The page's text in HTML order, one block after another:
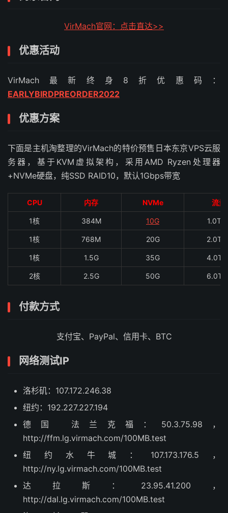
VirMach官网：点击直达>>
优惠活动
VirMach最新终身8折优惠码：
EARLYBIRDPREORDER2022
优惠方案
下面是主机淘整理的VirMach的特价预售日本东京VPS云服
务器，基于KVM虚拟架构，采用AMD Ryzen处理器
+NVMe硬盘，纯SSD RAID10，默认1Gbps带宽
CPU 内存 NVMe 流量
1核 384M 10G 1.0T/
1核 768M 20G 2.0T/
1核 1.5G 35G 4.0T/
2核 2.5G 50G 6.0T/
付款方式
支付宝、PayPal、信用卡、BTC
网络测试IP
洛杉矶：107.172.246.38
纽约：192.227.227.194
德国 法兰克福：50.3.75.98，
http://ffm.lg.virmach.com/100MB.test
纽约水牛城：107.173.176.5，
http://ny.lg.virmach.com/100MB.test
达拉斯：23.95.41.200，
http://dal.lg.virmach.com/100MB.test